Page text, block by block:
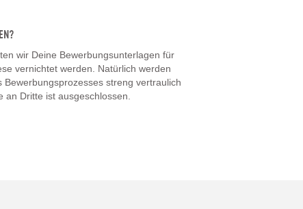
wir Deine Bewerbungsunterlagen für
vernichtet werden. Natürlich werden
streng vertraulich
Dritte ist ausgeschlossen.